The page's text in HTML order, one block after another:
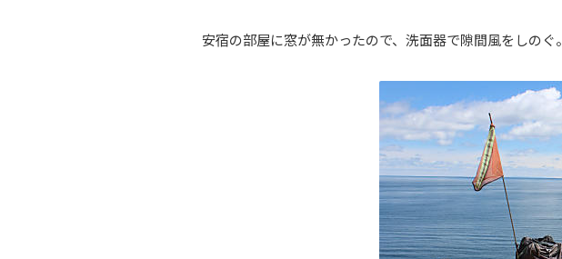
安宿の部屋に窓が無かったので、洗面器で隙間風をしのぐ。